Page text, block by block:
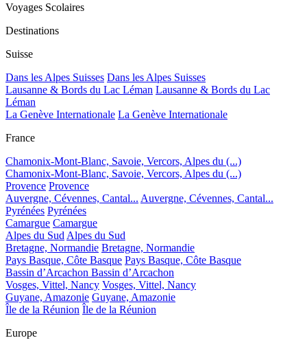
Voyages Scolaires
Destinations
Suisse
Dans les Alpes Suisses Dans les Alpes Suisses
Lausanne & Bords du Lac Léman Lausanne & Bords du Lac
Léman
La Genève Internationale La Genève Internationale
France
Chamonix-Mont-Blanc, Savoie, Vercors, Alpes du (...)
Chamonix-Mont-Blanc, Savoie, Vercors, Alpes du (...)
Provence Provence
Auvergne, Cévennes, Cantal... Auvergne, Cévennes, Cantal...
Pyrénées Pyrénées
Camargue Camargue
Alpes du Sud Alpes du Sud
Bretagne, Normandie Bretagne, Normandie
Pays Basque, Côte Basque Pays Basque, Côte Basque
Bassin d’Arcachon Bassin d’Arcachon
Vosges, Vittel, Nancy Vosges, Vittel, Nancy
Guyane, Amazonie Guyane, Amazonie
Île de la Réunion Île de la Réunion
Europe